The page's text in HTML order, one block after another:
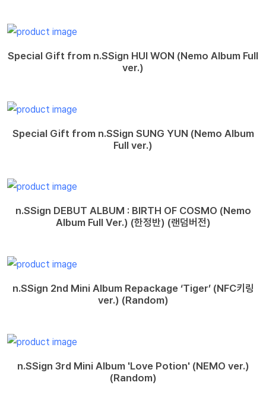
Special Gift from n.SSign HUI WON (Nemo Album Full
ver.)
Special Gift from n.SSign SUNG YUN (Nemo Album
Full ver.)
n.SSign DEBUT ALBUM : BIRTH OF COSMO (Nemo
Album Full Ver.) (한정반) (랜덤버전)
n.SSign 2nd Mini Album Repackage ‘Tiger’ (NFC키링
ver.) (Random)
n.SSign 3rd Mini Album 'Love Potion' (NEMO ver.)
(Random)